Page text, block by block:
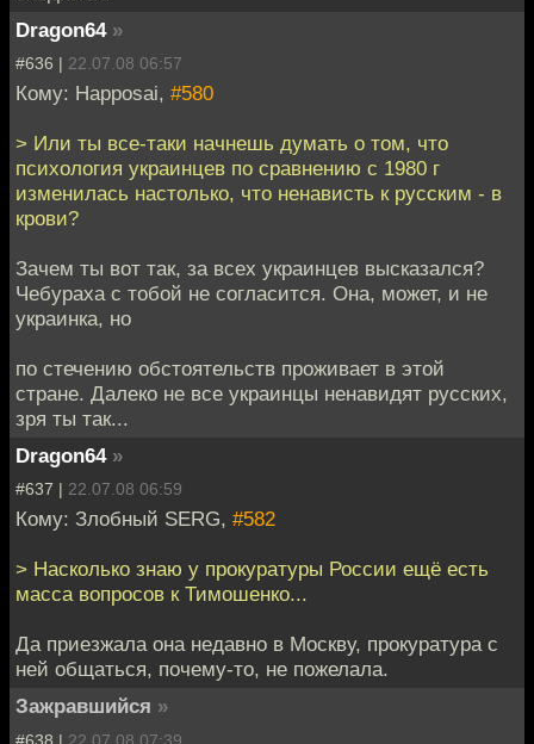
Dragon64 »
#636 | 22.07.08 06:57
Кому: Happosai, #580
> Или ты все-таки начнешь думать о том, что
психология украинцев по сравнению с 1980 г
изменилась настолько, что ненависть к русским - в
крови?
Зачем ты вот так, за всех украинцев высказался?
Чебураха с тобой не согласится. Она, может, и не
украинка, но
по стечению обстоятельств проживает в этой
стране. Далеко не все украинцы ненавидят русских,
зря ты так...
Dragon64 »
#637 | 22.07.08 06:59
Кому: Злобный SERG, #582
> Насколько знаю у прокуратуры России ещё есть
масса вопросов к Тимошенко...
Да приезжала она недавно в Москву, прокуратура с
ней общаться, почему-то, не пожелала.
Зажравшийся »
#638 | 22.07.08 07:39